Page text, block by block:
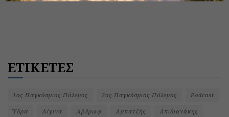
ΕΤΙΚΕΤΕΣ
1ος Παγκόσμιος Πόλεμος 2ος Παγκόσμιος Πόλεμος Podcast
Ύδρα Αίγινα Αβέρωφ Αμπατζής Απιδιανάκης